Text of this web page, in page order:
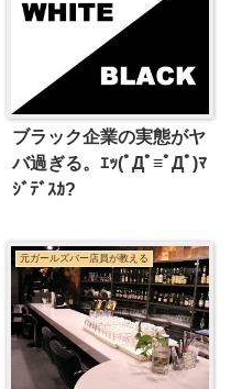
ブラック企業の実態がヤ
バ過ぎる。ｴｯ(ﾟДﾟ≡ﾟДﾟ)ﾏ
ｼﾞﾃﾞｽｶ?
元ガールズバー店員が教える